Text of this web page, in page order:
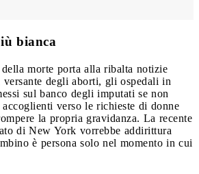
bianca
morte porta alla ribalta notizie
versante degli aborti, gli ospedali in
sul banco degli imputati se non
verso le richieste di donne
la propria gravidanza. La recente
di New York vorrebbe addirittura
è persona solo nel momento in cui